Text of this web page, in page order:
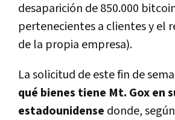
desaparición de 850.000
pertenecientes a clientes y el
de la propia empresa).
La solicitud de este fin de
qué bienes tiene Mt. Gox en
estadounidense donde,